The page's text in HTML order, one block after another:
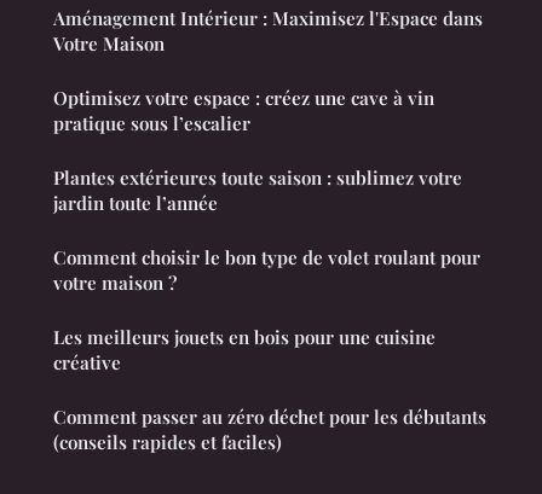
Aménagement Intérieur : Maximisez l'Espace dans
Votre Maison
Optimisez votre espace : créez une cave à vin
pratique sous l’escalier
Plantes extérieures toute saison : sublimez votre
jardin toute l’année
Comment choisir le bon type de volet roulant pour
votre maison ?
Les meilleurs jouets en bois pour une cuisine
créative
Comment passer au zéro déchet pour les débutants
(conseils rapides et faciles)